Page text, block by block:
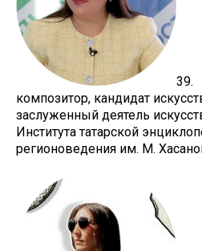
39.
композитор, кандидат
заслуженный деятель
Института татарской
регионоведения им. М.